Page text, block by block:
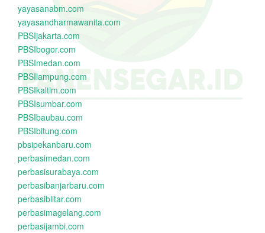
yayasanabm.com
yayasandharmawanita.com
PBSIjakarta.com
PBSIbogor.com
PBSImedan.com
PBSIlampung.com
PBSIkaltim.com
PBSIsumbar.com
PBSIbaubau.com
PBSIbitung.com
pbsipekanbaru.com
perbasimedan.com
perbasisurabaya.com
perbasibanjarbaru.com
perbasiblitar.com
perbasimagelang.com
perbasijambi.com